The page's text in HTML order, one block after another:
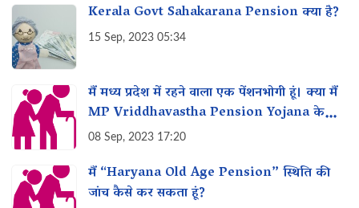
Kerala Govt Sahakarana Pension क्या है?
15 Sep, 2023 05:34
मैं मध्य प्रदेश में रहने वाला एक पेंशनभोगी हूं। क्या मैं
MP Vriddhavastha Pension Yojana के
लिए पात्र हूं?
08 Sep, 2023 17:20
मैं “Haryana Old Age Pension” स्थिति की
जांच कैसे कर सकता हूं?